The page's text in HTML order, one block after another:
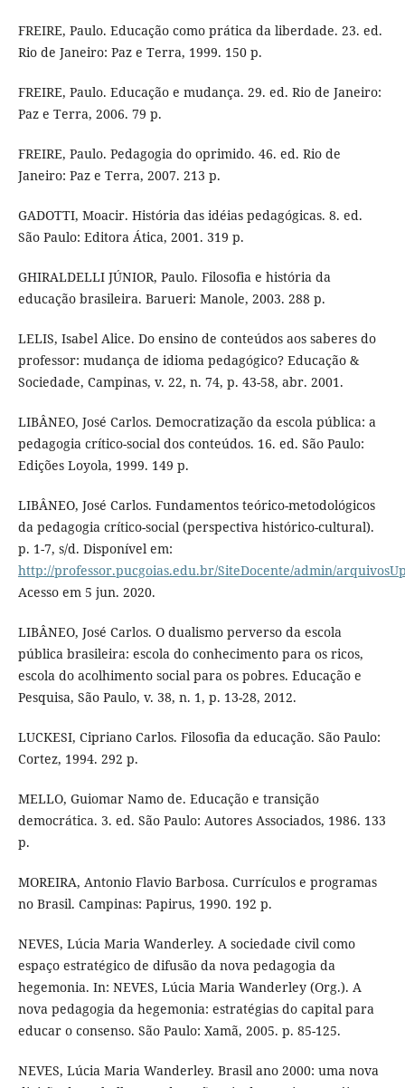
FREIRE, Paulo. Educação como prática da liberdade. 23. ed.
Rio de Janeiro: Paz e Terra, 1999. 150 p.
FREIRE, Paulo. Educação e mudança. 29. ed. Rio de Janeiro:
Paz e Terra, 2006. 79 p.
FREIRE, Paulo. Pedagogia do oprimido. 46. ed. Rio de
Janeiro: Paz e Terra, 2007. 213 p.
GADOTTI, Moacir. História das idéias pedagógicas. 8. ed.
São Paulo: Editora Ática, 2001. 319 p.
GHIRALDELLI JÚNIOR, Paulo. Filosofia e história da
educação brasileira. Barueri: Manole, 2003. 288 p.
LELIS, Isabel Alice. Do ensino de conteúdos aos saberes do
professor: mudança de idioma pedagógico? Educação &
Sociedade, Campinas, v. 22, n. 74, p. 43-58, abr. 2001.
LIBÂNEO, José Carlos. Democratização da escola pública: a
pedagogia crítico-social dos conteúdos. 16. ed. São Paulo:
Edições Loyola, 1999. 149 p.
LIBÂNEO, José Carlos. Fundamentos teórico-metodológicos
da pedagogia crítico-social (perspectiva histórico-cultural).
p. 1-7, s/d. Disponível em:
http://professor.pucgoias.edu.br/SiteDocente/admin/
Acesso em 5 jun. 2020.
LIBÂNEO, José Carlos. O dualismo perverso da escola
pública brasileira: escola do conhecimento para os ricos,
escola do acolhimento social para os pobres. Educação e
Pesquisa, São Paulo, v. 38, n. 1, p. 13-28, 2012.
LUCKESI, Cipriano Carlos. Filosofia da educação. São Paulo:
Cortez, 1994. 292 p.
MELLO, Guiomar Namo de. Educação e transição
democrática. 3. ed. São Paulo: Autores Associados, 1986. 133
p.
MOREIRA, Antonio Flavio Barbosa. Currículos e programas
no Brasil. Campinas: Papirus, 1990. 192 p.
NEVES, Lúcia Maria Wanderley. A sociedade civil como
espaço estratégico de difusão da nova pedagogia da
hegemonia. In: NEVES, Lúcia Maria Wanderley (Org.). A
nova pedagogia da hegemonia: estratégias do capital para
educar o consenso. São Paulo: Xamã, 2005. p. 85-125.
NEVES, Lúcia Maria Wanderley. Brasil ano 2000: uma nova